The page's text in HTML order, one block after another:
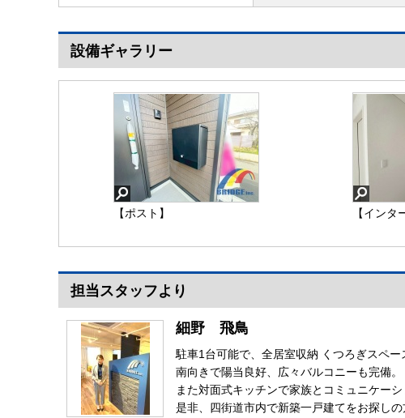
設備ギャラリー
【ポスト】
【インタ
付きイン
担当スタッフより
細野 飛鳥
駐車1台可能で、全居室収納 くつろぎスペー
南向きで陽当良好、広々バルコニーも完備。
また対面式キッチンで家族とコミュニケーシ
是非、四街道市内で新築一戸建てをお探し